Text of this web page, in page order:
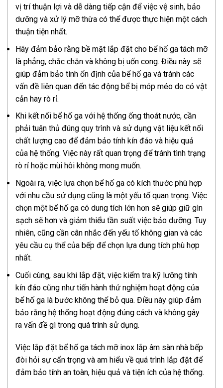
vị trí thuận lợi và dễ dàng tiếp cận để việc vệ sinh, bảo
dưỡng và xử lý mỡ thừa có thể được thực hiện một cách
thuận tiện nhất.
Hãy đảm bảo rằng bề mặt lắp đặt cho bể hố ga tách mỡ
là phẳng, chắc chắn và không bị uốn cong. Điều này sẽ
giúp đảm bảo tính ổn định của bể hố ga và tránh các
vấn đề liên quan đến tác động bể bị móp méo do có vật
cản hay rò rỉ.
Khi kết nối bể hố ga với hệ thống ống thoát nước, cần
phải tuân thủ đúng quy trình và sử dụng vật liệu kết nối
chất lượng cao để đảm bảo tính kín đáo và hiệu quả
của hệ thống. Việc này rất quan trọng để tránh tình trạng
rò rỉ hoặc mùi hôi không mong muốn.
Ngoài ra, việc lựa chọn bể hố ga có kích thước phù hợp
với nhu cầu sử dụng cũng là một yếu tố quan trọng. Việc
chọn một bể hố ga có dung tích lớn hơn sẽ giúp giữ gìn
sạch sẽ hơn và giảm thiểu tần suất việc bảo dưỡng. Tuy
nhiên, cũng cần cân nhắc đến yếu tố không gian và các
yêu cầu cụ thể của bếp để chọn lựa dung tích phù hợp
nhất.
Cuối cùng, sau khi lắp đặt, việc kiểm tra kỹ lưỡng tính
kín đáo cũng như tiến hành thử nghiệm hoạt động của
bể hố ga là bước không thể bỏ qua. Điều này giúp đảm
bảo rằng hệ thống hoạt động đúng cách và không gây
ra vấn đề gì trong quá trình sử dụng.
Việc lắp đặt bể hố ga tách mỡ inox lắp âm sàn nhà bếp
đòi hỏi sự cẩn trọng và am hiểu về quá trình lắp đặt để
đảm bảo tính an toàn, hiệu quả và tiện ích của hệ thống.